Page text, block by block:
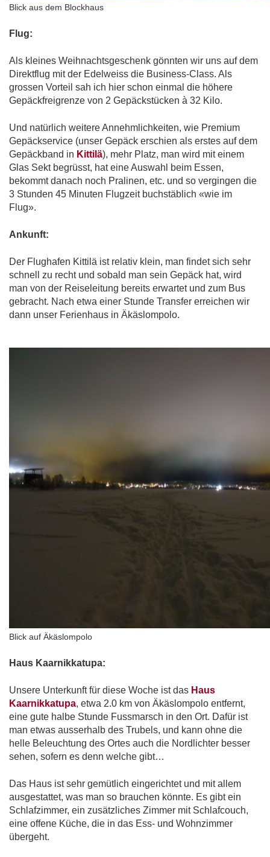
Blick aus dem Blockhaus
Flug:
Als kleines Weihnachtsgeschenk gönnten wir uns auf dem
Direktflug mit der Edelweiss die Business-Class. Als
grossen Vorteil sah ich hier schon einmal die höhere
Gepäckfreigrenze von 2 Gepäckstücken à 32 Kilo.
Und natürlich weitere Annehmlichkeiten, wie Premium
Gepäckservice (unser Gepäck erschien als erstes auf dem
Gepäckband in Kittilä), mehr Platz, man wird mit einem
Glas Sekt begrüsst, hat eine Auswahl beim Essen,
bekommt danach noch Pralinen, etc. und so vergingen die
3 Stunden 45 Minuten Flugzeit buchstäblich «wie im
Flug».
Ankunft:
Der Flughafen Kittilä ist relativ klein, man findet sich sehr
schnell zu recht und sobald man sein Gepäck hat, wird
man von der Reiseleitung bereits erwartet und zum Bus
gebracht. Nach etwa einer Stunde Transfer erreichen wir
dann unser Ferienhaus in Äkäslompolo.
Blick auf Äkäslompolo
Haus Kaarnikkatupa:
Unsere Unterkunft für diese Woche ist das Haus
Kaarnikkatupa, etwa 2.0 km von Äkäslompolo entfernt,
eine gute halbe Stunde Fussmarsch in den Ort. Dafür ist
man etwas ausserhalb des Trubels, und kann ohne die
helle Beleuchtung des Ortes auch die Nordlichter besser
sehen, sofern es denn welche gibt…
Das Haus ist sehr gemütlich eingerichtet und mit allem
ausgestattet, was man so brauchen könnte. Es gibt ein
Schlafzimmer, ein zusätzliches Zimmer mit Schlafcouch,
eine offene Küche, die in das Ess- und Wohnzimmer
übergeht.